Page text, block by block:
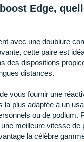
Edge,
avec une doublure
cette paire est
des dispositions
distances.
vous fournir une
la plus adaptée à un
ou de podium.
meilleure vitesse de
la célèbre